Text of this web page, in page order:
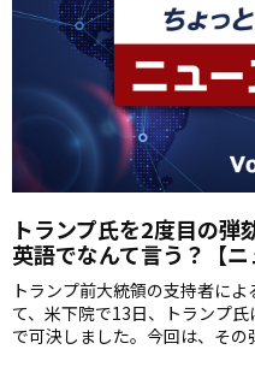
トランプ氏を2度目の弾
英語でなんて言う？【ニ
トランプ前大統領の支持者に
て、米下院で13日、トランプ
で可決しました。今回は、そ
動」を取り上げます。英語の